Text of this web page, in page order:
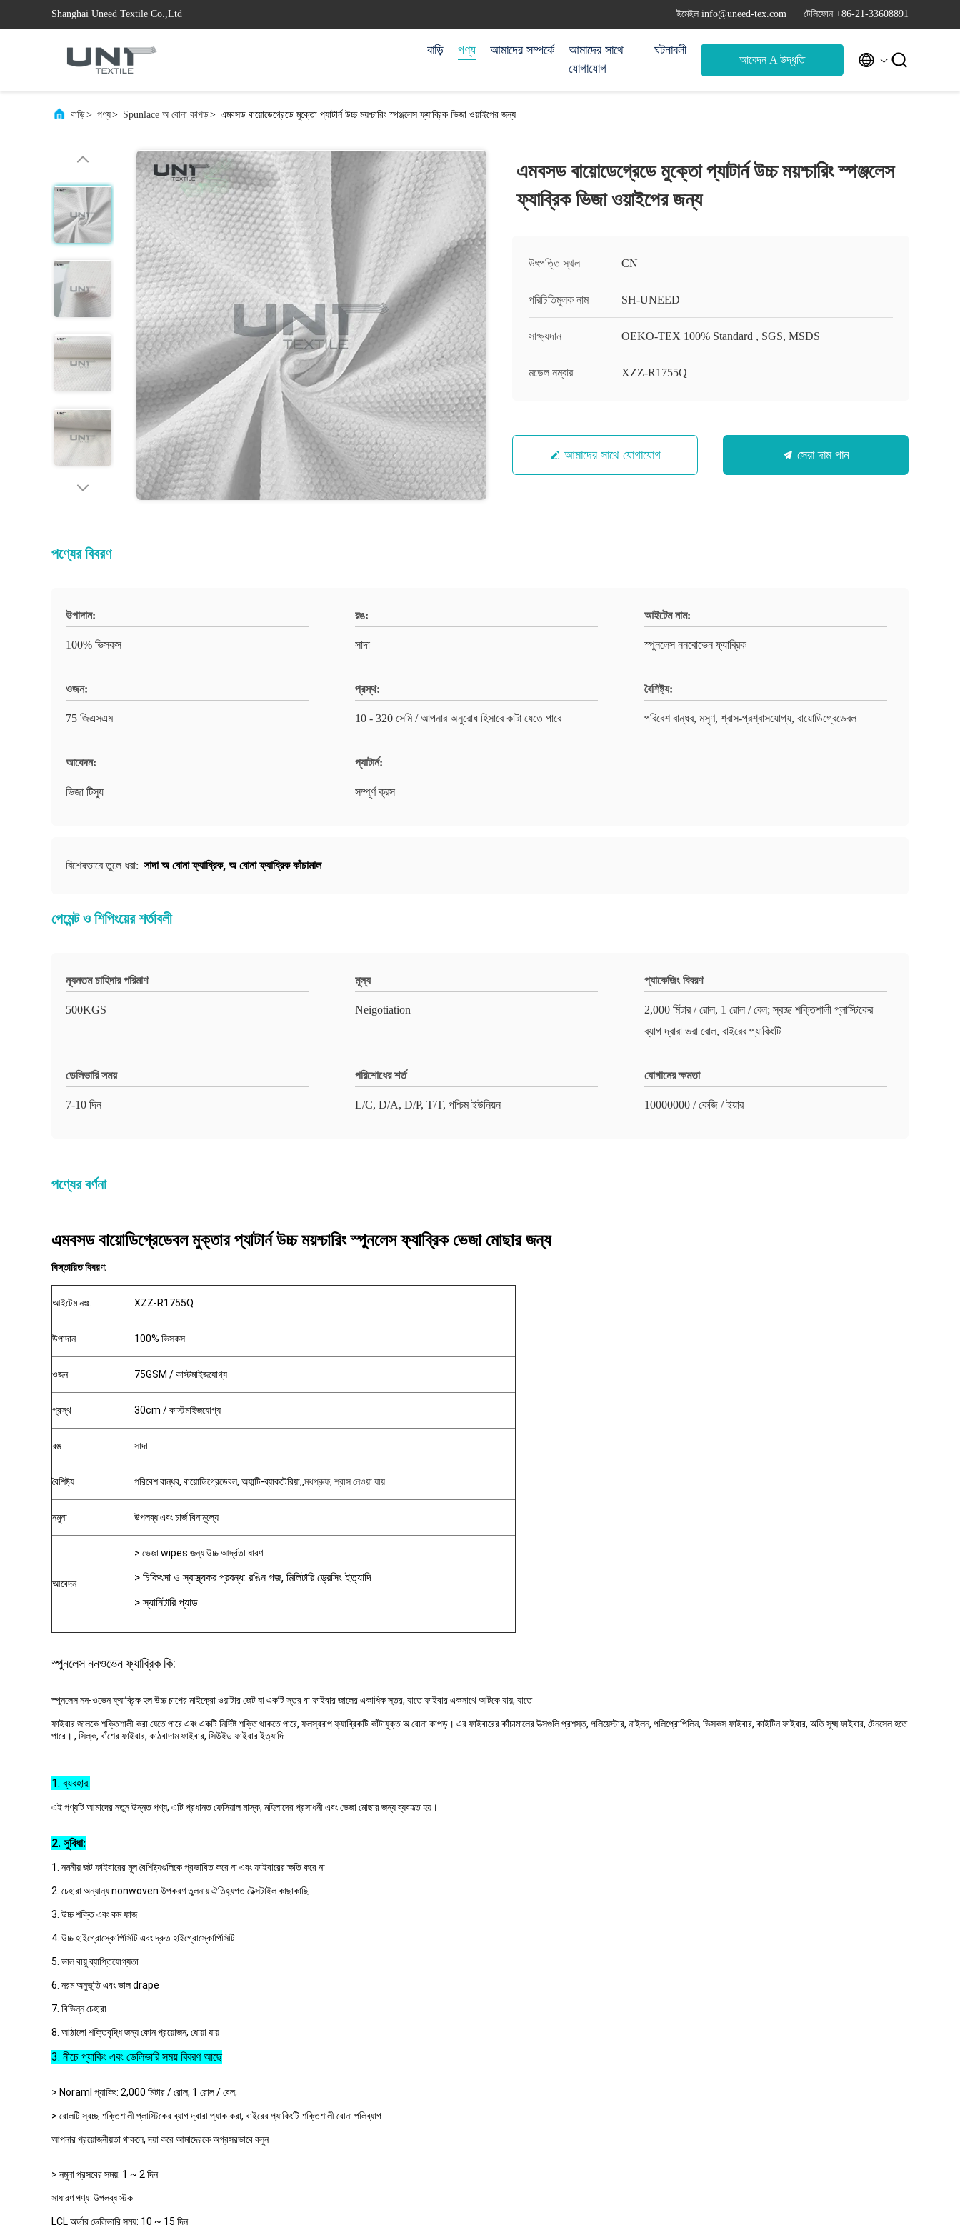
Shanghai Uneed Textile Co.,Ltd ইমেইল info@uneed-tex.com টেলিফোন +86-21-33608891
বাড়ি পণ্য আমাদের সম্পর্কে
আমাদের সাথে
যোগাযোগ
ঘটনাবলী
আবেদন A উদ্ধৃতি  
বাড়ি> পণ্য> Spunlace অ বোনা কাপড়> এমবসড বায়োডেগ্রেডে মুক্তো প্যাটার্ন উচ্চ ময়শ্চারিং স্পঞ্জলেস ফ্যাব্রিক ভিজা ওয়াইপের জন্য
এমবসড বায়োডেগ্রেডে মুক্তো প্যাটার্ন উচ্চ ময়শ্চারিং স্পঞ্জলেস
ফ্যাব্রিক ভিজা ওয়াইপের জন্য
উৎপত্তি স্থল CN
পরিচিতিমুলক নাম SH-UNEED
সাক্ষ্যদান OEKO-TEX 100% Standard , SGS, MSDS
মডেল নম্বার XZZ-R1755Q
আমাদের সাথে যোগাযোগ সেরা দাম পান
পণ্যের বিবরণ
উপাদান:
100% ভিসকস
রঙ:
সাদা
আইটেম নাম:
স্পুনলেস ননবোভেন ফ্যাব্রিক
ওজন:
75 জিএসএম
প্রস্থ:
10 - 320 সেমি / আপনার অনুরোধ হিসাবে কাটা যেতে পারে
বৈশিষ্ট্য:
পরিবেশ বান্ধব, মসৃণ, শ্বাস-প্রশ্বাসযোগ্য, বায়োডিগ্রেডেবল
আবেদন:
ভিজা টিস্যু
প্যাটার্ন:
সম্পূর্ণ ক্রস
বিশেষভাবে তুলে ধরা: সাদা অ বোনা ফ্যাব্রিক, অ বোনা ফ্যাব্রিক কাঁচামাল
পেমেন্ট ও শিপিংয়ের শর্তাবলী
ন্যূনতম চাহিদার পরিমাণ
500KGS
মূল্য
Neigotiation
প্যাকেজিং বিবরণ
2,000 মিটার / রোল, 1 রোল / বেল; স্বচ্ছ শক্তিশালী প্লাস্টিকের
ব্যাগ দ্বারা ভরা রোল, বাইরের প্যাকিংটি
ডেলিভারি সময়
7-10 দিন
পরিশোধের শর্ত
L/C, D/A, D/P, T/T, পশ্চিম ইউনিয়ন
যোগানের ক্ষমতা
10000000 / কেজি / ইয়ার
পণ্যের বর্ণনা
এমবসড বায়োডিগ্রেডেবল মুক্তার প্যাটার্ন উচ্চ ময়শ্চারিং স্পুনলেস ফ্যাব্রিক ভেজা মোছার জন্য
বিস্তারিত বিবরণ:
আইটেম নংঃ. XZZ-R1755Q
উপাদান 100% ভিসকস
ওজন 75GSM / কাস্টমাইজযোগ্য
প্রস্থ 30cm / কাস্টমাইজযোগ্য
রঙ সাদা
বৈশিষ্ট্য পরিবেশ বান্ধব, বায়োডিগ্রেডেবল, অ্যান্টি-ব্যাকটেরিয়া,,মথপ্রুফ, শ্বাস নেওয়া যায়
নমুনা উপলব্ধ এবং চার্জ বিনামূল্যে
আবেদন
> ভেজা wipes জন্য উচ্চ আর্দ্রতা ধারণ
> চিকিৎসা ও স্বাস্থ্যকর প্রবন্ধ: রঙিন গজ, মিলিটারি ড্রেসিং ইত্যাদি
> স্যানিটারি প্যাড
স্পুনলেস ননওভেন ফ্যাব্রিক কি:
স্পুনলেস নন-ওভেন ফ্যাব্রিক হল উচ্চ চাপের মাইক্রো ওয়াটার জেট যা একটি স্তর বা ফাইবার জালের একাধিক স্তর, যাতে ফাইবার একসাথে আটকে যায়, যাতে
ফাইবার জালকে শক্তিশালী করা যেতে পারে এবং একটি নির্দিষ্ট শক্তি থাকতে পারে, ফলস্বরূপ ফ্যাব্রিকটি কাঁটাযুক্ত অ বোনা কাপড়। এর ফাইবারের কাঁচামালের উত্সগুলি প্রশস্ত, পলিয়েস্টার, নাইলন, পলিপ্রোপিলিন, ভিসকস ফাইবার, কাইটিন ফাইবার, অতি সূক্ষ্ম ফাইবার, টেনসেল হতে
পারে। , সিল্ক, বাঁশের ফাইবার, কাঠবাদাম ফাইবার, সিউইড ফাইবার ইত্যাদি
1. ব্যবহার:
এই পণ্যটি আমাদের নতুন উন্নত পণ্য, এটি প্রধানত ফেসিয়াল মাস্ক, মহিলাদের প্রসাধনী এবং ভেজা মোছার জন্য ব্যবহৃত হয়।
2. সুবিধা:
1. নমনীয় জট ফাইবারের মূল বৈশিষ্ট্যগুলিকে প্রভাবিত করে না এবং ফাইবারের ক্ষতি করে না
2. চেহারা অন্যান্য nonwoven উপকরণ তুলনায় ঐতিহ্যগত টেক্সটাইল কাছাকাছি
3. উচ্চ শক্তি এবং কম ফাজ
4. উচ্চ হাইগ্রোস্কোপিসিটি এবং দ্রুত হাইগ্রোস্কোপিসিটি
5. ভাল বায়ু ব্যাপ্তিযোগ্যতা
6. নরম অনুভূতি এবং ভাল drape
7. বিভিন্ন চেহারা
8. আঠালো শক্তিবৃদ্ধি জন্য কোন প্রয়োজন, ধোয়া যায়
3. নীচে প্যাকিং এবং ডেলিভারি সময় বিবরণ আছে
> Noraml প্যাকিং: 2,000 মিটার / রোল, 1 রোল / বেল;
> রোলটি স্বচ্ছ শক্তিশালী প্লাস্টিকের ব্যাগ দ্বারা প্যাক করা, বাইরের প্যাকিংটি শক্তিশালী বোনা পলিব্যাগ
আপনার প্রয়োজনীয়তা থাকলে, দয়া করে আমাদেরকে অগ্রসরভাবে বলুন
> নমুনা প্রসবের সময়: 1 ~ 2 দিন
সাধারণ পণ্য: উপলব্ধ স্টক
LCL অর্ডার ডেলিভারি সময়: 10 ~ 15 দিন